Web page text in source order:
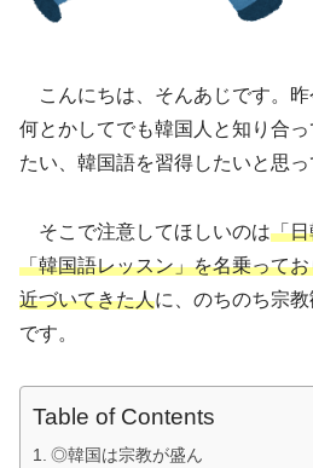
こんにちは、そんあじです。昨
何とかしてでも韓国人と知り合
たい、韓国語を習得したいと思っ
そこで注意してほしいのは「
「韓国語レッスン」を名乗って
近づいてきた人に、のちのち宗
です。
Table of Contents
◎韓国は宗教が盛ん